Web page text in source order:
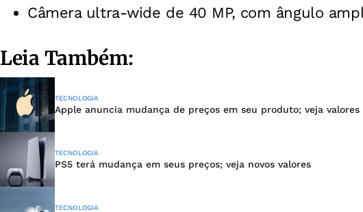
Câmera ultra-wide de 40 MP, com ângulo
Leia Também:
TECNOLOGIA
Apple anuncia mudança de preços em seu produto; veja valores
TECNOLOGIA
PS5 terá mudança em seus preços; veja novos valores
TECNOLOGIA